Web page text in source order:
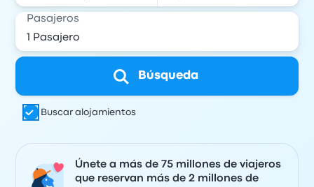
Pasajeros
Búsqueda
Buscar alojamientos
Únete a más de 75 millones de viajeros
que reservan más de 2 millones de